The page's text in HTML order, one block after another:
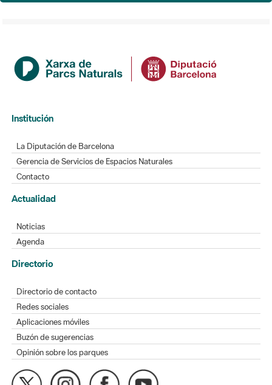
La Diputación de Barcelona
Contacto
Actualidad
Noticias
Directorio
Directorio de contacto
Aplicaciones móviles
Buzón de sugerencias
Opinión sobre los parques
MAPA WEB AVISO LEGAL ACCESIBILIDAD